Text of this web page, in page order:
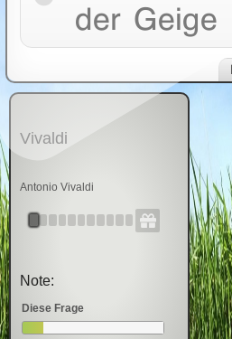
der Geige
Vivaldi
Antonio Vivaldi
Note:
Diese Frage